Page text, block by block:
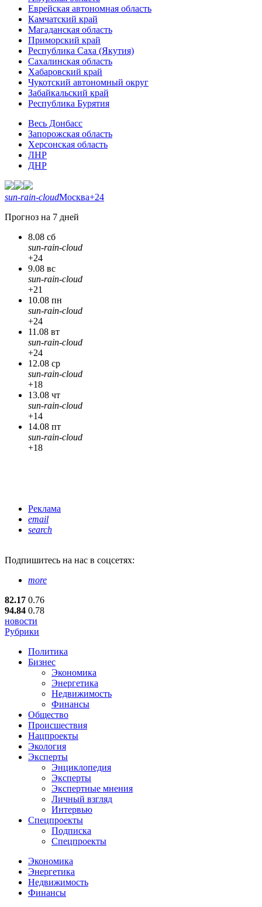
Еврейская автономная область
Камчатский край
Магаданская область
Приморский край
Республика Саха (Якутия)
Сахалинская область
Хабаровский край
Чукотский автономный округ
Забайкальский край
Республика Бурятия
Весь Донбасс
Запорожская область
Херсонская область
ЛНР
ДНР
sun-rain-cloudМосква+24
Прогноз на 7 дней
8.08 сб
sun-rain-cloud
+24
9.08 вс
sun-rain-cloud
+21
10.08 пн
sun-rain-cloud
+24
11.08 вт
sun-rain-cloud
+24
12.08 ср
sun-rain-cloud
+18
13.08 чт
sun-rain-cloud
+14
14.08 пт
sun-rain-cloud
+18
Реклама
email
search
Подпишитесь на нас в соцсетях:
more
82.17 0.76
94.84 0.78
новости
Рубрики
Политика
Бизнес
Экономика
Энергетика
Недвижимость
Финансы
Общество
Происшествия
Нацпроекты
Экология
Эксперты
Энциклопедия
Эксперты
Экспертные мнения
Личный взгляд
Интервью
Спецпроекты
Подписка
Спецпроекты
Экономика
Энергетика
Недвижимость
Финансы